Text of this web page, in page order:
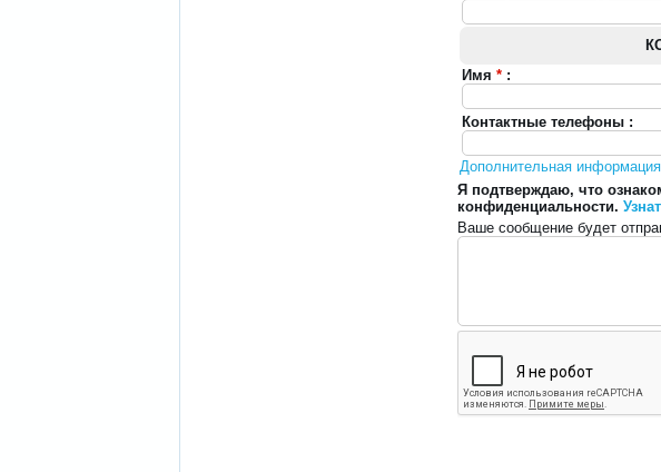
Имя* :
Контактные телефоны :
Дополнительная
Я подтверждаю, что
конфиденциальности.
Ваше сообщение будет